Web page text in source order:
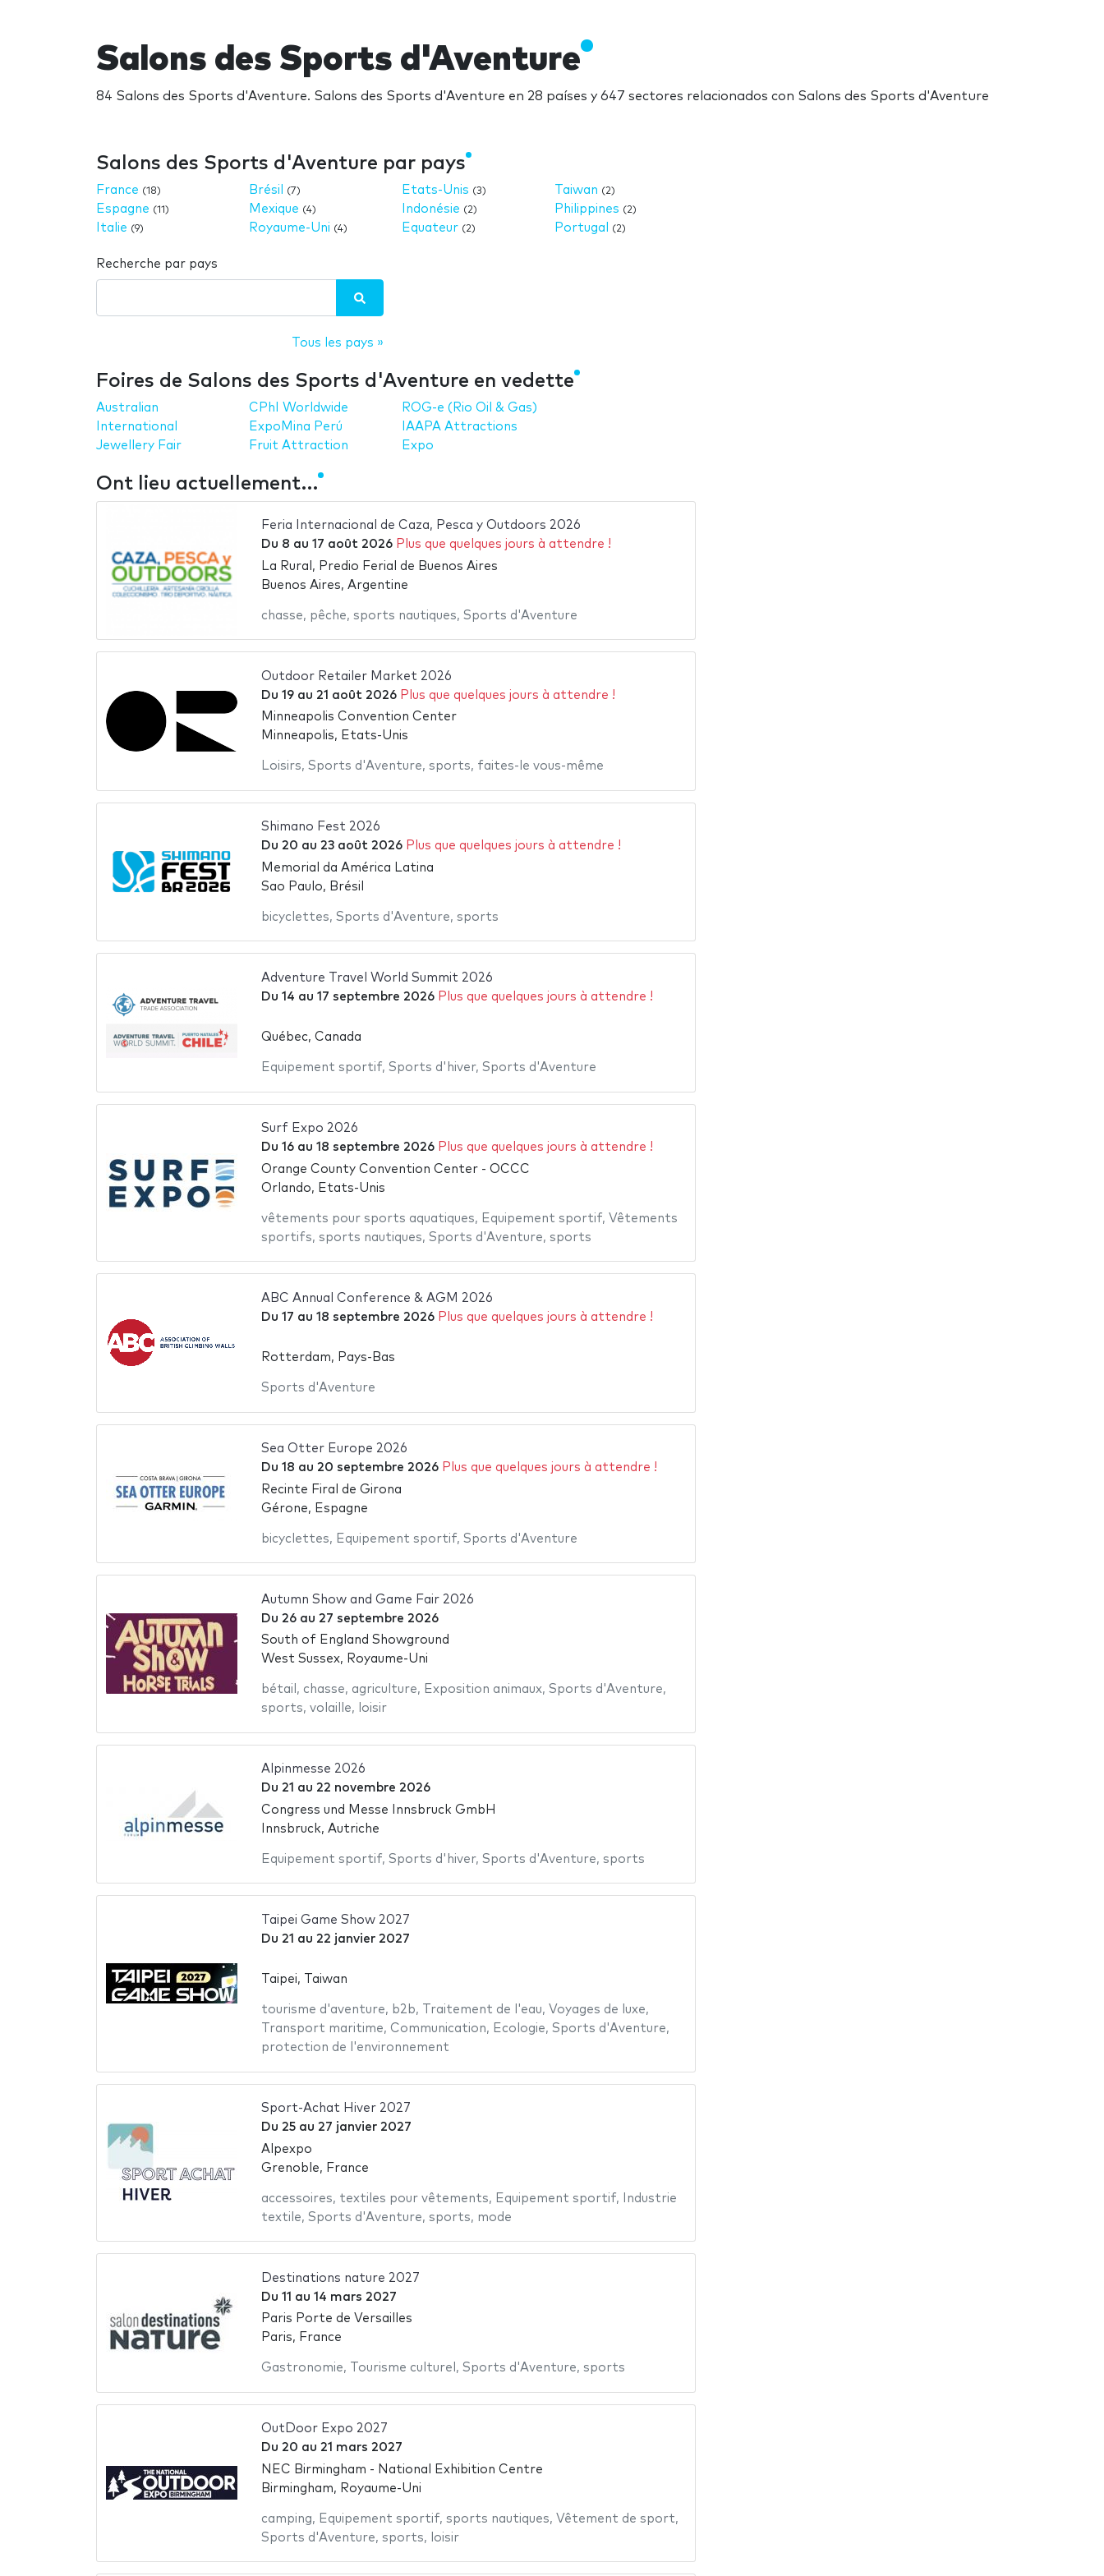
Salons des Sports d'Aventure
84 Salons des Sports d'Aventure. Salons des Sports d'Aventure en 28 países y 647 sectores relacionados con Salons des Sports d'Aventure
Salons des Sports d'Aventure par pays
France (18)
Espagne (11)
Italie (9)
Brésil (7)
Mexique (4)
Royaume-Uni (4)
Etats-Unis (3)
Indonésie (2)
Equateur (2)
Taiwan (2)
Philippines (2)
Portugal (2)
Recherche par pays
Tous les pays »
Foires de Salons des Sports d'Aventure en vedette
Australian
International
Jewellery Fair
CPhI Worldwide
ExpoMina Perú
Fruit Attraction
ROG-e (Rio Oil & Gas)
IAAPA Attractions
Expo
Ont lieu actuellement…
Feria Internacional de Caza, Pesca y Outdoors 2026
Du 8 au 17 août 2026 Plus que quelques jours à attendre !
La Rural, Predio Ferial de Buenos Aires
Buenos Aires, Argentine
chasse, pêche, sports nautiques, Sports d'Aventure
Outdoor Retailer Market 2026
Du 19au 21 août 2026 Plus que quelques jours à attendre !
Minneapolis Convention Center
Minneapolis, Etats-Unis
Loisirs, Sports d'Aventure, sports, faites-le vous-même
Shimano Fest 2026
Du 20 au 23 août 2026 Plus que quelques jours à attendre !
Memorial da América Latina
Sao Paulo, Brésil
bicyclettes, Sports d'Aventure, sports
Adventure Travel World Summit 2026
Du 14 au 17 septembre 2026 Plus que quelques jours à attendre !
Québec, Canada
Equipement sportif, Sports d'hiver, Sports d'Aventure
Surf Expo 2026
Du 16au 18 septembre 2026 Plus que quelques jours à attendre !
Orange County Convention Center - OCCC
Orlando, Etats-Unis
vêtements pour sports aquatiques, Equipement sportif, Vêtements
sportifs, sports nautiques, Sports d'Aventure, sports
ABC Annual Conference & AGM 2026
Du 17 au 18 septembre 2026 Plus que quelques jours à attendre !
Rotterdam, Pays-Bas
Sports d'Aventure
Sea Otter Europe 2026
Du 18 au 20 septembre 2026 Plus que quelques jours à attendre !
Recinte Firal de Girona
Gérone, Espagne
bicyclettes, Equipement sportif, Sports d'Aventure
Autumn Show and Game Fair 2026
Du 26au 27 septembre 2026
South of England Showground
West Sussex, Royaume-Uni
bétail , chasse, agriculture, Exposition animaux, Sports d'Aventure,
sports, volaille, loisir
Alpinmesse 2026
Du 21 au 22 novembre 2026
Congress und Messe Innsbruck GmbH
Innsbruck, Autriche
Equipement sportif, Sports d'hiver, Sports d'Aventure, sports
Taipei Game Show 2027
Du 21 au 22 janvier 2027
Taipei, Taiwan
tourisme d'aventure, b2b, Traitement de l'eau, Voyages de luxe,
Transport maritime, Communication, Ecologie, Sports d'Aventure,
protection de l'environnement
Sport-Achat Hiver 2027
Du 25au 27 janvier 2027
Alpexpo
Grenoble, France
accessoires, textiles pour vêtements, Equipement sportif,
Industrie
textile, Sports d'Aventure, sports, mode
Destinations nature 2027
Du 11 au 14 mars 2027
Paris Porte de Versailles
Paris, France
Gastronomie, Tourisme culturel , Sports d'Aventure, sports
OutDoor Expo 2027
Du 20 au 21 mars 2027
NEC Birmingham - National Exhibition Centre
Birmingham, Royaume-Uni
camping, Equipement sportif, sports nautiques, Vêtement de sport,
Sports d'Aventure, sports, loisir